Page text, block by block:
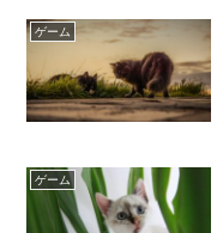
ゲーム
ゲーム